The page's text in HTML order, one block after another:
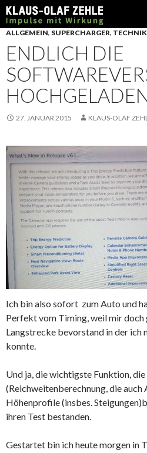
Suchen
SPRINGE
ZUM
INHALT
ALLGEMEIN, SUPERCHARGER, TECHNIK
ENDLICH DIE
27. JANUAR 2015 KLAUS-OLAF
Ich bin also sofort zum Auto und
Perfekt vom Timing, weil mir doch
Langstrecke bevorstand in der ich
konnte.
Und ja, die wichtigste Funktion,
(Reichweitenberechnung, die
Höhenprofile (insbes.
ihren Test bestanden.
Gestartet bin ich heute morgen in